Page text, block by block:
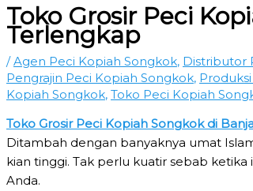
Toko Grosir Peci
Terlengkap
/Agen Peci Kopiah Songkok, Distributor
Pengrajin Peci Kopiah Songkok,
Kopiah Songkok, Toko Peci Kopiah
Toko Grosir Peci Kopiah Songkok di
Ditambah dengan banyaknya umat
kian tinggi. Tak perlu kuatir sebab
Anda.